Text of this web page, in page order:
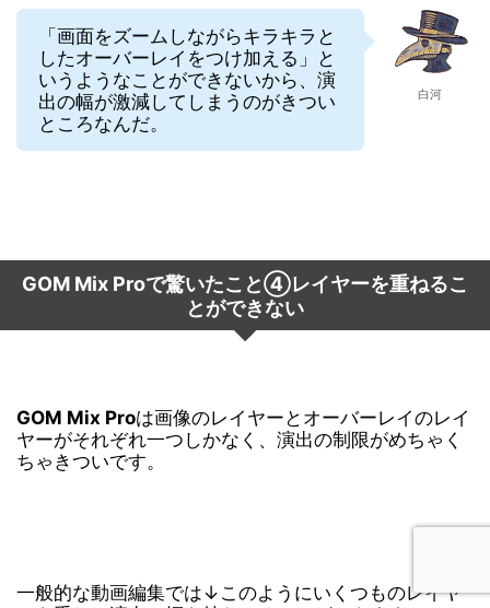
「画面をズームしながらキラキラと
したオーバーレイをつけ加える」と
いうようなことができないから、演
出の幅が激減してしまうのがきつい
ところなんだ。
白河
GOM Mix Proで驚いたこと④レイヤーを重ねるこ
とができない
GOM Mix Proは画像のレイヤーとオーバーレイのレイ
ヤーがそれぞれ一つしかなく、演出の制限がめちゃく
ちゃきついです。
一般的な動画編集では↓このようにいくつものレイヤ